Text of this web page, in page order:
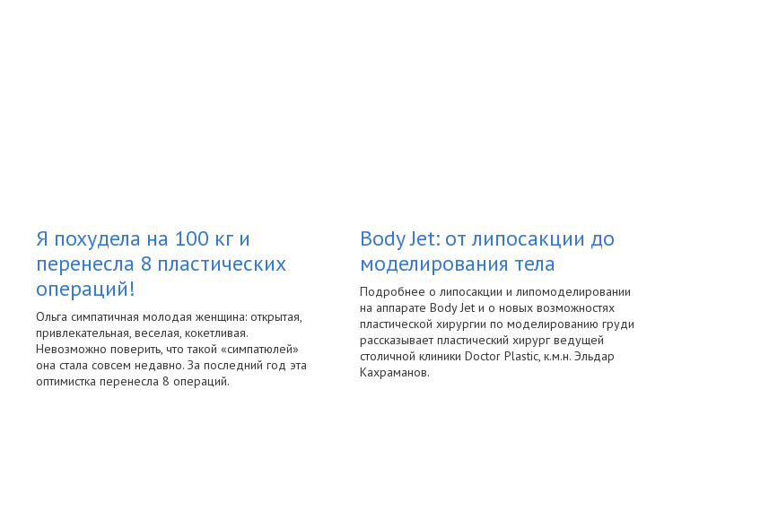
Я похудела на 100 кг и
перенесла 8 пластических
операций!
Ольга симпатичная молодая женщина: открытая,
привлекательная, веселая, кокетливая.
Невозможно поверить, что такой «симпатюлей»
она стала совсем недавно. За последний год эта
оптимистка перенесла 8 операций.
Body Jet: от липосакции до
моделирования тела
Подробнее о липосакции и липомоделировании
на аппарате Body Jet и о новых возможностях
пластической хирургии по моделированию груди
рассказывает пластический хирург ведущей
столичной клиники Doctor Plastic, к.м.н. Эльдар
Кахраманов.